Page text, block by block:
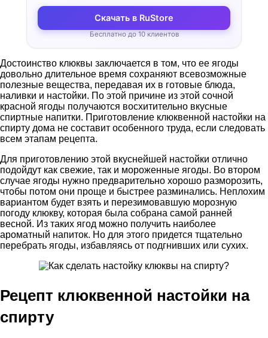
Скачать в RuStore
Бесплатно до 10 клиентов
Достоинство клюквы заключается в том, что ее ягоды
довольно длительное время сохраняют всевозможные
полезные вещества, передавая их в готовые блюда,
наливки и настойки. По этой причине из этой сочной
красной ягоды получаются восхитительно вкусные
спиртные напитки. Приготовление клюквенной настойки на
спирту дома не составит особенного труда, если следовать
всем этапам рецепта.
Для приготовлению этой вкуснейшей настойки отлично
подойдут как свежие, так и мороженные ягоды. Во втором
случае ягоды нужно предварительно хорошо разморозить,
чтобы потом они проще и быстрее разминались. Неплохим
вариантом будет взять и перезимовавшую морозную
погоду клюкву, которая была собрана самой ранней
весной. Из таких ягод можно получить наиболее
ароматный напиток. Но для этого придется тщательно
перебрать ягоды, избавляясь от подгнивших или сухих.
Рецепт клюквенной настойки на
спирту